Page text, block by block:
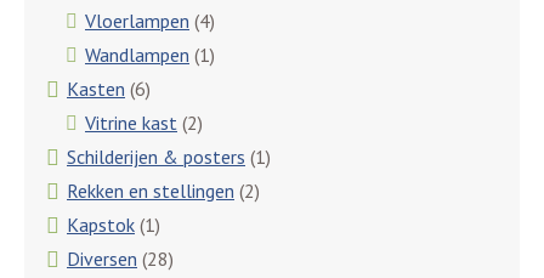
Vloerlampen (4)
Wandlampen (1)
Kasten (6)
Vitrine kast (2)
Schilderijen & posters (1)
Rekken en stellingen (2)
Kapstok (1)
Diversen (28)